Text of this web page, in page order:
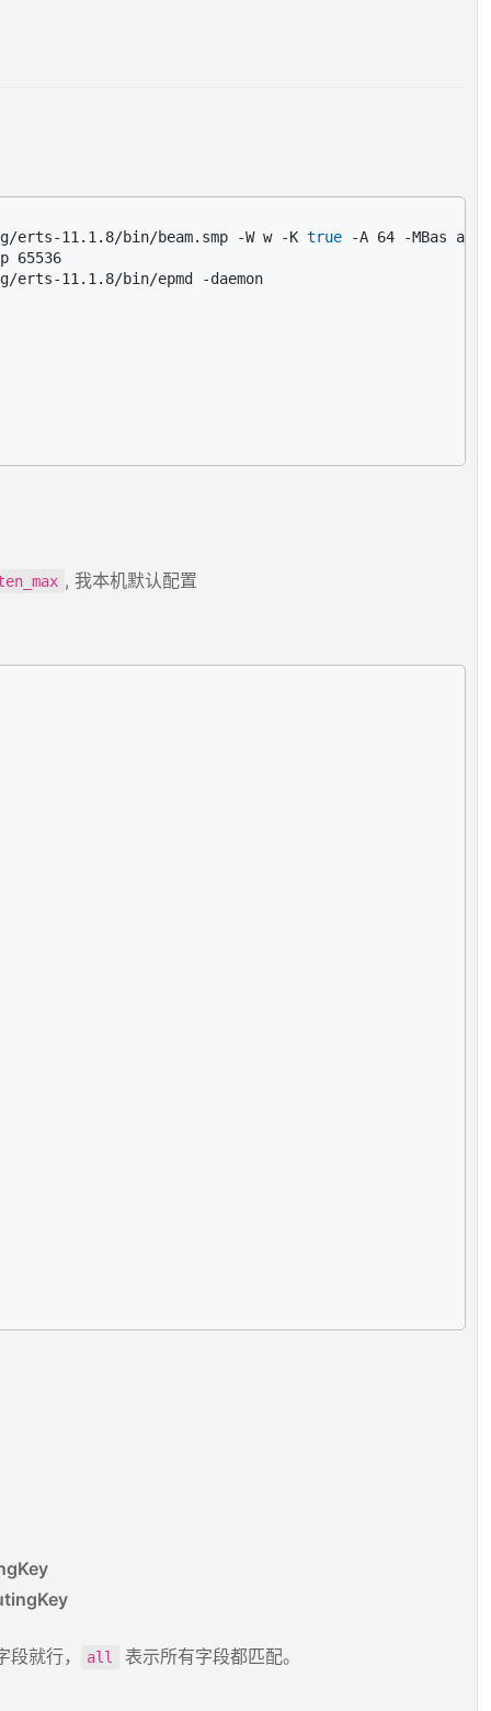
11.1.8/bin/beam.smp -W w -K true -A 64 -MBas
65536
11.1.8/bin/epmd -daemon
, 我本机默认配置
就行， all
表示所有字段都匹配。